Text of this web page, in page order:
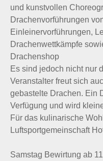
und kunstvollen
Drachenvorführungen
Einleinervorführungen,
Drachenwettkämpfe
Drachenshop
Es sind jedoch nicht nur
Veranstalter freut sich
gebastelte Drachen. Ein
Verfügung und wird
Für das kulinarische
Luftsportgemeinschaft
Samstag Bewirtung ab